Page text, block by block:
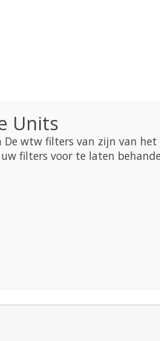
Units
wtw filters van zijn van
filters voor te laten